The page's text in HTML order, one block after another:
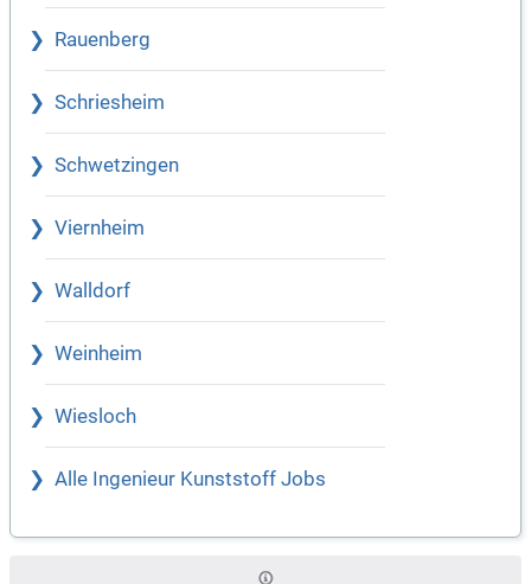
Rauenberg
Schriesheim
Schwetzingen
Viernheim
Walldorf
Weinheim
Wiesloch
Alle Ingenieur Kunststoff Jobs